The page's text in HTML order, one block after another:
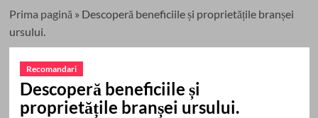
Prima pagină » Descoperă beneficiile și proprietățile branșei
ursului.
Recomandari
Descoperă beneficiile și
proprietățile branșei ursului.